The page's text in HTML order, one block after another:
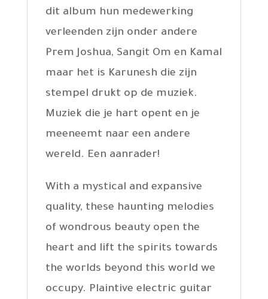
dit album hun medewerking
verleenden zijn onder andere
Prem Joshua, Sangit Om en Kamal
maar het is Karunesh die zijn
stempel drukt op de muziek.
Muziek die je hart opent en je
meeneemt naar een andere
wereld. Een aanrader!
With a mystical and expansive
quality, these haunting melodies
of wondrous beauty open the
heart and lift the spirits towards
the worlds beyond this world we
occupy. Plaintive electric guitar